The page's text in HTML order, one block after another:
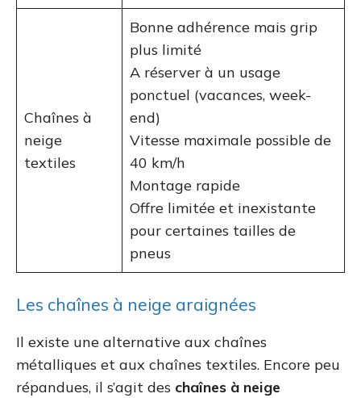
Chaînes à
neige
textiles
Bonne adhérence mais grip
plus limité
A réserver à un usage
ponctuel (vacances, week-
end)
Vitesse maximale possible de
40 km/h
Montage rapide
Offre limitée et inexistante
pour certaines tailles de
pneus
Les chaînes à neige araignées
Il existe une alternative aux chaînes
métalliques et aux chaînes textiles. Encore peu
répandues, il s’agit des chaînes à neige